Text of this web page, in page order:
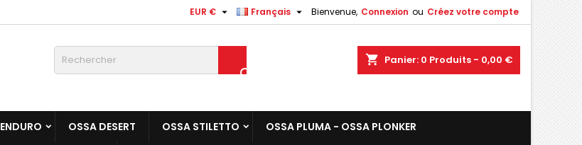
Bienvenue, Connexion ou Créez votre compte
Français 
EUR € 
shopping_cart Panier: 0 Produits - 0,00 €

ENDURO OSSA DESERT OSSA STILETTO OSSA PLUMA - OSSA PLONKER